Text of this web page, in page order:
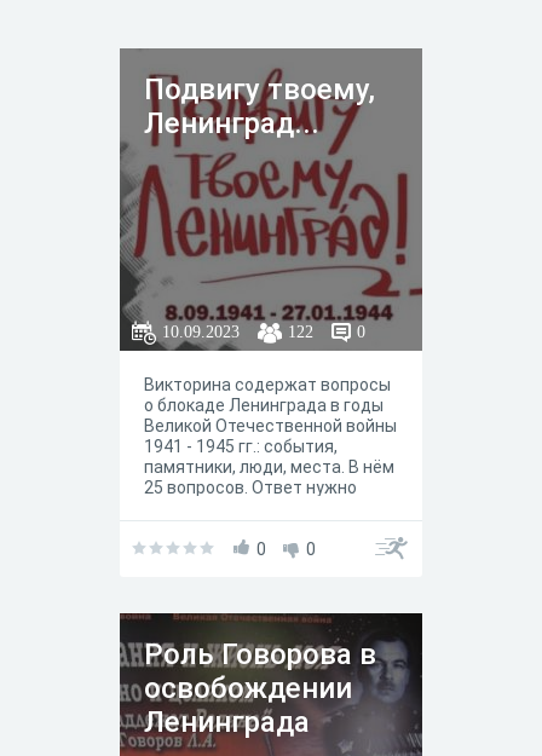
Подвигу твоему,
Ленинград...
10.09.2023 122 0
Викторина содержат вопросы
о блокаде Ленинграда в годы
Великой Отечественной войны
1941 - 1945 гг.: события,
памятники, люди, места. В нём
25 вопросов. Ответ нужно
форме для вопроса. Вопросы
0 0
Роль Говорова в
освобождении
Ленинграда